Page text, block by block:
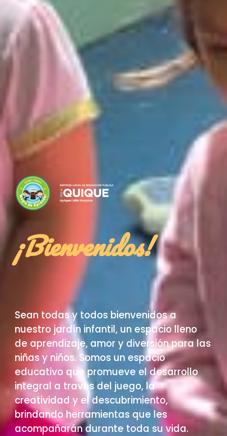
¡Bienvenidos!
Sean todas y todos bienvenidos a
nuestro jardín infantil, un espacio lleno
de aprendizaje, amor y diversión para las
niñas y niños. Somos un espacio
educativo que promueve el desarrollo
integral a través del juego, la
creatividad y el descubrimiento,
brindando herramientas que les
acompañarán durante toda su vida.